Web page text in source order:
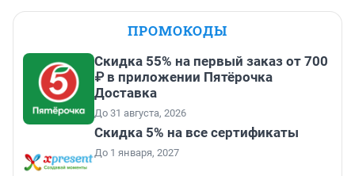
ПРОМОКОДЫ
Скидка 55% на первый заказ от 700
₽ в приложении Пятёрочка
Доставка
До 31 августа, 2026
Скидка 5% на все сертификаты
До 1 января, 2027